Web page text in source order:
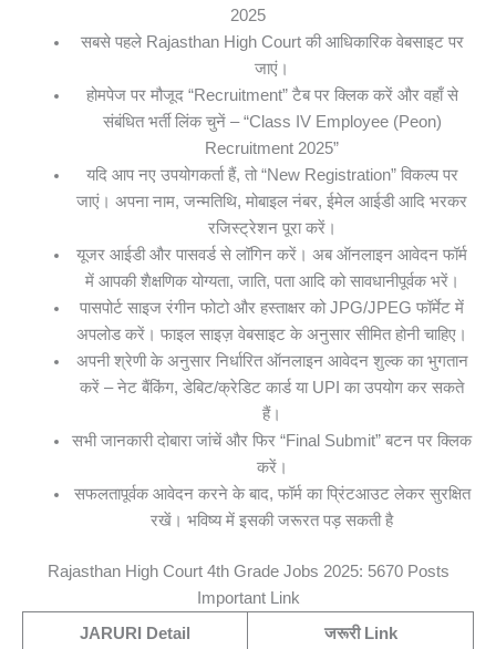
2025
सबसे पहले Rajasthan High Court की आधिकारिक वेबसाइट पर
जाएं।
होमपेज पर मौजूद “Recruitment” टैब पर क्लिक करें और वहाँ से
संबंधित भर्ती लिंक चुनें – “Class IV Employee (Peon)
Recruitment 2025”
यदि आप नए उपयोगकर्ता हैं, तो “New Registration” विकल्प पर
जाएं। अपना नाम, जन्मतिथि, मोबाइल नंबर, ईमेल आईडी आदि भरकर
रजिस्ट्रेशन पूरा करें।
यूजर आईडी और पासवर्ड से लॉगिन करें। अब ऑनलाइन आवेदन फॉर्म
में आपकी शैक्षणिक योग्यता, जाति, पता आदि को सावधानीपूर्वक भरें।
पासपोर्ट साइज रंगीन फोटो और हस्ताक्षर को JPG/JPEG फॉर्मेट में
अपलोड करें। फाइल साइज़ वेबसाइट के अनुसार सीमित होनी चाहिए।
अपनी श्रेणी के अनुसार निर्धारित ऑनलाइन आवेदन शुल्क का भुगतान
करें – नेट बैंकिंग, डेबिट/क्रेडिट कार्ड या UPI का उपयोग कर सकते
हैं।
सभी जानकारी दोबारा जांचें और फिर “Final Submit” बटन पर क्लिक
करें।
सफलतापूर्वक आवेदन करने के बाद, फॉर्म का प्रिंटआउट लेकर सुरक्षित
रखें। भविष्य में इसकी जरूरत पड़ सकती है
Rajasthan High Court 4th Grade Jobs 2025: 5670 Posts
Important Link
JARURI Detail
जरूरी Link